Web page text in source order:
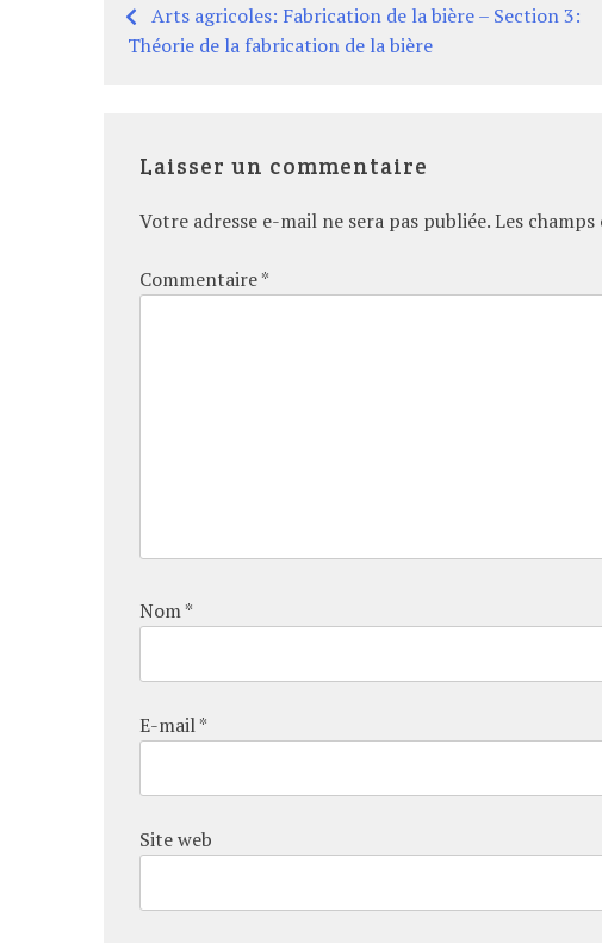
Navigation
l’article
Arts agricoles: Fabrication de la bière – Section 3:
Théorie de la fabrication de la bière
Laisser un commentaire
Votre adresse e-mail ne sera pas publiée.Les
Commentaire*
Nom*
E-mail*
Site web